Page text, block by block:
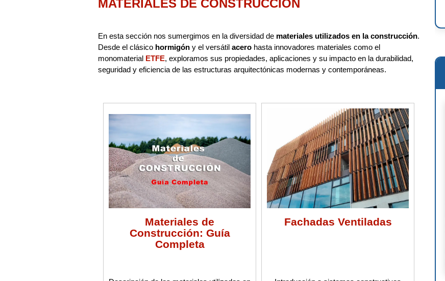
MATERIALES DE CONSTRUCCIÓN
En esta sección nos sumergimos en la diversidad de materiales utilizados en la construcción.
Desde el clásico hormigón y el versátil acero hasta innovadores materiales como el
monomaterial ETFE, exploramos sus propiedades, aplicaciones y su impacto en la durabilidad,
seguridad y eficiencia de las estructuras arquitectónicas modernas y contemporáneas.
Materiales de
Construcción: Guía
Completa
Fachadas Ventiladas